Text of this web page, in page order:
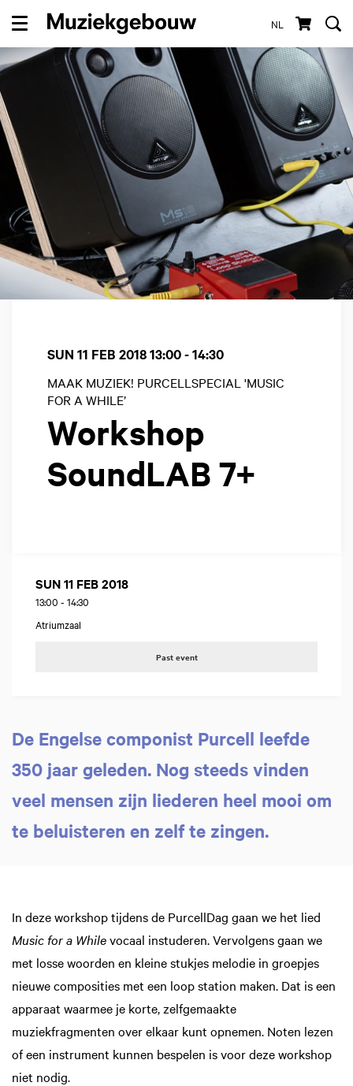
NL
Menu
Workshop
SoundLAB 7+
MAAK MUZIEK! PURCELLSPECIAL 'MUSIC
FOR A WHILE’
SUN 11 FEB 201813:00 - 14:30
SUN 11 FEB 2018
13:00 - 14:30
Atriumzaal
Past event
De Engelse componist Purcell leefde
350 jaar geleden. Nog steeds vinden
veel mensen zijn liederen heel mooi om
te beluisteren en zelf te zingen.
In deze workshop tijdens de PurcellDag gaan we het lied
Music for a Whilevocaal instuderen. Vervolgens gaan we
met losse woorden en kleine stukjes melodie in groepjes
nieuwe composities met een loop station maken. Dat is een
apparaat waarmee je korte, zelfgemaakte
muziekfragmenten over elkaar kunt opnemen. Noten lezen
of een instrument kunnen bespelen is voor deze workshop
niet nodig.